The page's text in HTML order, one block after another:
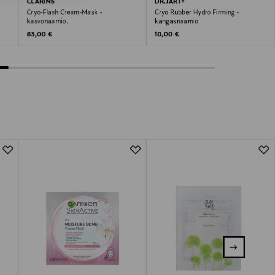
CLARINS
Cryo-Flash Cream-Mask -
kasvonaamio.
Original Price
83,00 €
DR.JART+
Cryo Rubber Hydro Firming -
kangasnaamio
Original Price
10,00 €